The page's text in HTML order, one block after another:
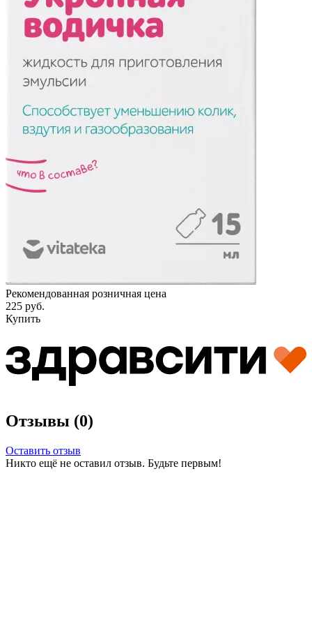
Рекомендованная розничная цена
225 руб.
Купить
Отзывы (0)
Оставить отзыв
Никто ещё не оставил отзыв. Будьте первым!